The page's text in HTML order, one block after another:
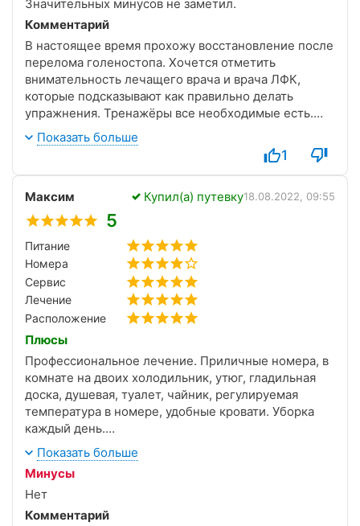
Значительных минусов не заметил.
Комментарий
В настоящее время прохожу восстановление после
перелома голеностопа. Хочется отметить
внимательность лечащего врача и врача ЛФК,
которые подсказывают как правильно делать
упражнения. Тренажёры все необходимые есть.
Некоторые конечно старенькие и требуют замены,
но это ни чуть не мешает занятиям. В зале всегда
чисто, помещение проветривается и проводится
ионизация.
Показать больше
1
Максим Купил(а) путевку18.08.2022, 09:55
5
Питание
Номера
Сервис
Лечение
Расположение
Плюсы
Профессиональное лечение. Приличные номера, в
комнате на двоих холодильник, утюг, гладильная
доска, душевая, туалет, чайник, регулируемая
температура в номере, удобные кровати. Уборка
каждый день.
Питание тоже достойное.
Показать больше
Минусы
Нет
Комментарий